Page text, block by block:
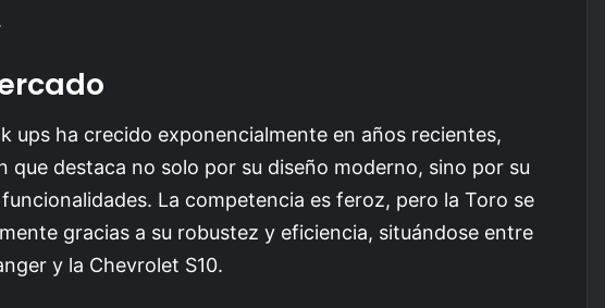
ups ha crecido exponencialmente en años recientes,
que destaca no solo por su diseño moderno, sino por su
La competencia es feroz, pero la Toro se
gracias a su robustez y eficiencia, situándose entre
y la Chevrolet S10.